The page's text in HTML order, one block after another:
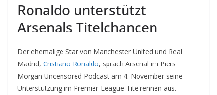
Ronaldo unterstützt
Arsenals Titelchancen
Der ehemalige Star von Manchester United und Real
Madrid, Cristiano Ronaldo, sprach Arsenal im Piers
Morgan Uncensored Podcast am 4. November seine
Unterstützung im Premier-League-Titelrennen aus.